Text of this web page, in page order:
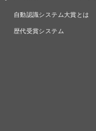
自動認識システム大賞とは
歴代受賞システム